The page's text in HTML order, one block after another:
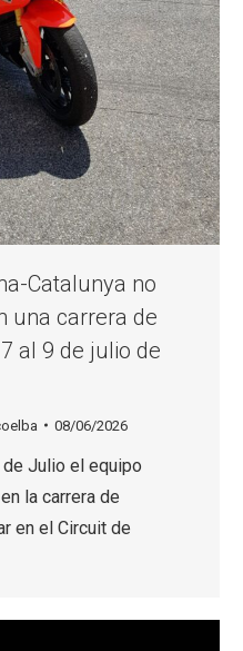
Catalunya no
una carrera de
al 9 de julio de
08/06/2026
Julio el equipo
la carrera de
en el Circuit de